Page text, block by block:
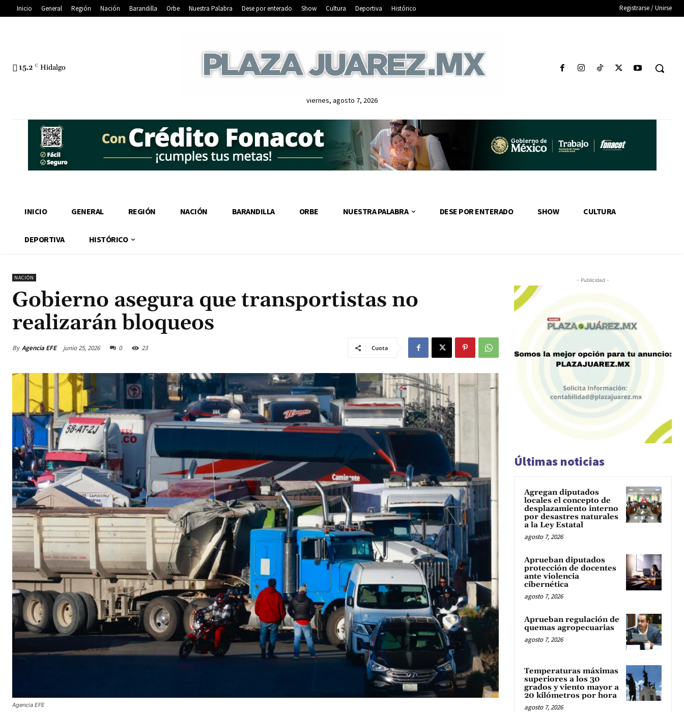
Inicio General Región Nación Barandilla Orbe Nuestra Palabra Dese por enterado Show Cultura Deportiva Histórico Registrarse / Unirse
15.2 C Hidalgo
viernes, agosto 7, 2026
INICIO GENERAL REGIÓN NACIÓN BARANDILLA ORBE NUESTRA PALABRA DESE POR ENTERADO SHOW CULTURA
DEPORTIVA HISTÓRICO
NACIÓN
Gobierno asegura que transportistas no
realizarán bloqueos
By Agencia EFE junio 25, 2026 0 23 Cuota
Agencia EFE
- Publicidad -
Últimas noticias
Agregan diputados
locales el concepto de
desplazamiento interno
por desastres naturales
a la Ley Estatal
agosto 7, 2026
Aprueban diputados
protección de docentes
ante violencia
cibernética
agosto 7, 2026
Aprueban regulación de
quemas agropecuarias
agosto 7, 2026
Temperaturas máximas
superiores a los 30
grados y viento mayor a
20 kilómetros por hora
agosto 7, 2026